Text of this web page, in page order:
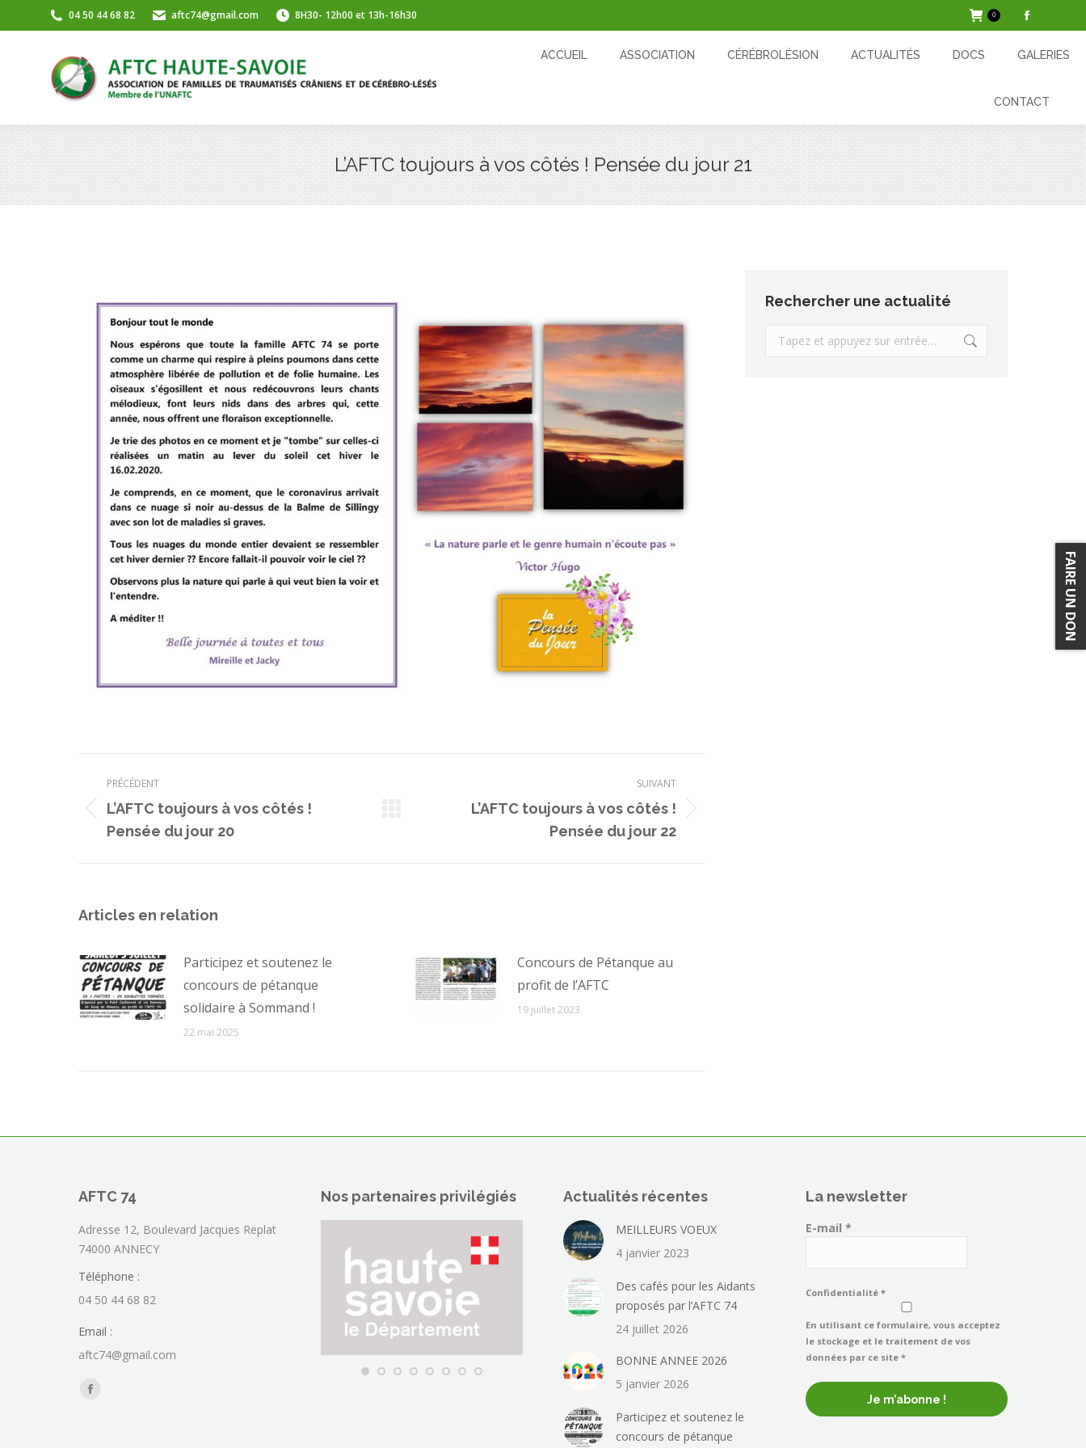
04 50 44 68 82 aftc74@gmail.com 8H30- 12h00 et 13h-16h30 0
La
page
dans
une
ACCUEIL ASSOCIATION CÉRÉBROLÉSION ACTUALITÉS DOCS GALERIES
CONTACT
L’AFTC toujours à vos côtés ! Pensée du jour 21
article
PRÉCÉDENT
Article
précédent
:
L’AFTC toujours à vos côtés !
Pensée du jour 20
SUIVANT
:
L’AFTC toujours à vos côtés !
Pensée du jour 22
Articles en relation
Participez et soutenez le
concours de pétanque
solidaire à Sommand !
22 mai 2025
Concours de Pétanque au
profit de l’AFTC
19 juillet 2023
Rechercher une actualité
Recherche
:
AFTC 74
Adresse 12, Boulevard Jacques Replat
74000 ANNECY
Téléphone :
04 50 44 68 82
Email :
aftc74@gmail.com
Trouvez nous sur :
La
Nos partenaires privilégiés Actualités récentes
MEILLEURS VOEUX
4 janvier 2023
Des cafés pour les Aidants
proposés par l’AFTC 74
24 juillet 2026
BONNE ANNEE 2026
5 janvier 2026
Participez et soutenez le
concours de pétanque
La newsletter
E-mail *
Confidentialité *
En utilisant ce formulaire, vous acceptez
le stockage et le traitement de vos
données par ce site *
FAIRE UN DON
CONTACT